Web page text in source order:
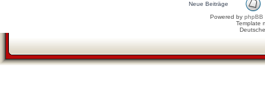
Neue Beiträge
Powered by phpBB
Template